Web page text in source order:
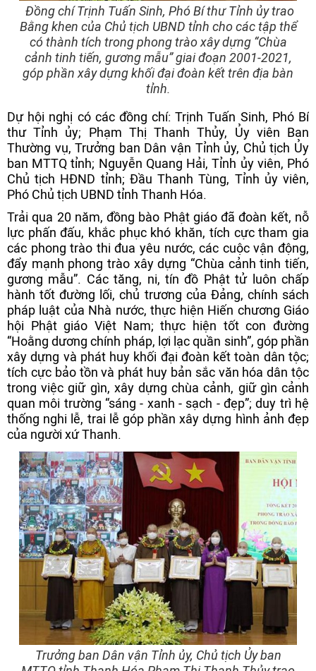
Đồng chí Trịnh Tuấn Sinh, Phó Bí thư Tỉnh ủy trao
Bằng khen của Chủ tịch UBND tỉnh cho các tập thể
có thành tích trong phong trào xây dựng “Chùa
cảnh tinh tiến, gương mẫu” giai đoạn 2001-2021,
góp phần xây dựng khối đại đoàn kết trên địa bàn
tỉnh.
Dự hội nghị có các đồng chí: Trịnh Tuấn Sinh, Phó Bí
thư Tỉnh ủy; Phạm Thị Thanh Thủy, Ủy viên Ban
Thường vụ, Trưởng ban Dân vận Tỉnh ủy, Chủ tịch Ủy
ban MTTQ tỉnh; Nguyễn Quang Hải, Tỉnh ủy viên, Phó
Chủ tịch HĐND tỉnh; Đầu Thanh Tùng, Tỉnh ủy viên,
Phó Chủ tịch UBND tỉnh Thanh Hóa.
Trải qua 20 năm, đồng bào Phật giáo đã đoàn kết, nỗ
lực phấn đấu, khắc phục khó khăn, tích cực tham gia
các phong trào thi đua yêu nước, các cuộc vận động,
đẩy mạnh phong trào xây dựng “Chùa cảnh tinh tiến,
gương mẫu”. Các tăng, ni, tín đồ Phật tử luôn chấp
hành tốt đường lối, chủ trương của Đảng, chính sách
pháp luật của Nhà nước, thực hiện Hiến chương Giáo
hội Phật giáo Việt Nam; thực hiện tốt con đường
“Hoằng dương chính pháp, lợi lạc quần sinh”, góp phần
xây dựng và phát huy khối đại đoàn kết toàn dân tộc;
tích cực bảo tồn và phát huy bản sắc văn hóa dân tộc
trong việc giữ gìn, xây dựng chùa cảnh, giữ gìn cảnh
quan môi trường “sáng - xanh - sạch - đẹp”; duy trì hệ
thống nghi lễ, trai lễ góp phần xây dựng hình ảnh đẹp
của người xứ Thanh.
Trưởng ban Dân vận Tỉnh ủy, Chủ tịch Ủy ban